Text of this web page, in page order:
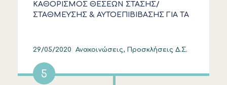
ΚΑΘΟΡΙΣΜΟΣ ΘΕΣΕΩΝ ΣΤΑΣΗΣ/
ΣΤΑΘΜΕΥΣΗΣ & ΑΥΤΟΕΠΙΒΙΒΑΣΗΣ ΓΙΑ ΤΑ
29/05/2020 Ανακοινώσεις, Προσκλήσεις Δ.Σ.
5